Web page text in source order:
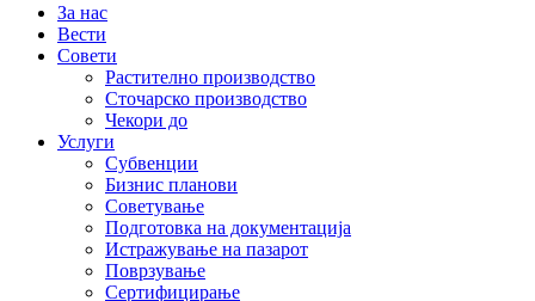
За нас
Вести
Совети
Растително производство
Сточарско производство
Чекори до
Услуги
Субвенции
Бизнис планови
Советување
Подготовка на документација
Истражување на пазарот
Поврзување
Сертифицирање